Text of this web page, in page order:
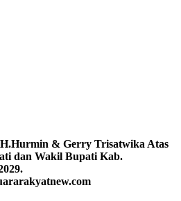
H.Hurmin & Gerry Trisatwika Atas
dan Wakil Bupati Kab.